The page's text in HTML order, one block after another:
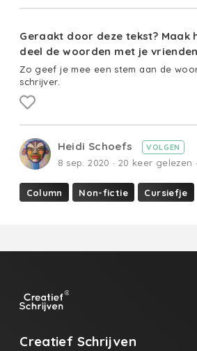
Geraakt door deze tekst?
deel de woorden met je
Zo geef je mee een stem aan de
schrijver.
Heidi Schoefs VOLGEN
8 sep. 2020 · 20 keer gelezen
Column Non-fictie Cursiefje
Creatief Schrijven